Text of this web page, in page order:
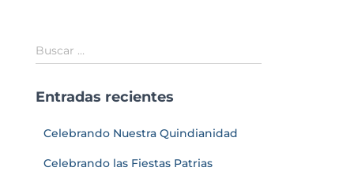
Buscar …
Entradas recientes
Celebrando Nuestra Quindianidad
Celebrando las Fiestas Patrias